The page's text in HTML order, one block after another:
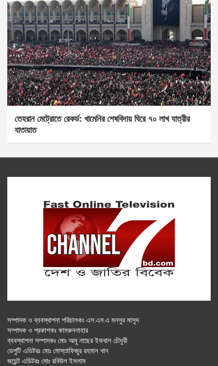
তেহরান মেট্রোতে রেকর্ড: খামেনির শেষবিদায় ঘিরে ৭০ লাখ যাত্রীর
যাতায়াত
সম্পাদক ও ব্যবস্থাপনা পরিচালকঃ এস.এম.এ মনসুর মাসুদ
সম্পাদক ও প্রকাশকঃ কামরুননাহার
ব্যবস্থাপনা সম্পাদকঃ মোঃ আবু নাছের ইকবাল চৌধুরী
ডেপুটি এডিটরঃ মোঃ মোস্তাফিজুর রহমান খান
জয়েন্ট এডিটরঃ মোঃ রবিউল ইসলাম